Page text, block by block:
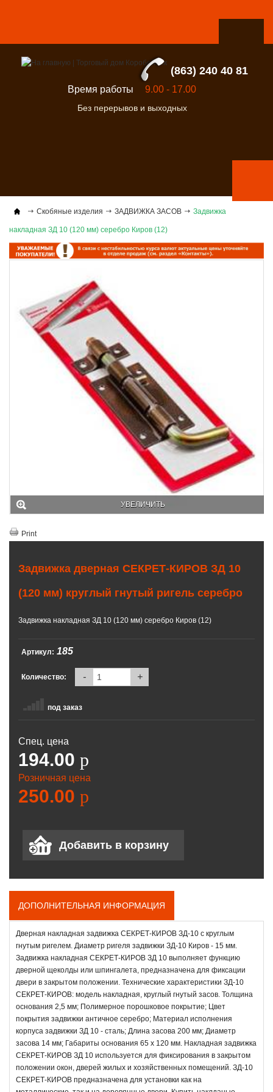
(863) 240 40 81
Время работы 9.00 - 17.00
Без перерывов и выходных
Скобяные изделия ЗАДВИЖКА ЗАСОВ Задвижка
накладная ЗД 10 (120 мм) серебро Киров (12)
УВЕЛИЧИТЬ
Print
Задвижка дверная СЕКРЕТ-КИРОВ ЗД 10
(120 мм) круглый гнутый ригель серебро
Задвижка накладная ЗД 10 (120 мм) серебро Киров (12)
Артикул: 185
Количество: - +
под заказ
Спец. цена
194.00 p
Розничная цена
250.00 p
ДОПОЛНИТЕЛЬНАЯ ИНФОРМАЦИЯ
Дверная накладная задвижка СЕКРЕТ-КИРОВ ЗД-10 с круглым
гнутым ригелем. Диаметр ригеля задвижки ЗД-10 Киров - 15 мм.
Задвижка накладная СЕКРЕТ-КИРОВ ЗД 10 выполняет функцию
дверной щеколды или шпингалета, предназначена для фиксации
двери в закрытом положении. Технические характеристики ЗД-10
СЕКРЕТ-КИРОВ: модель накладная, круглый гнутый засов. Толщина
основания 2,5 мм; Полимерное порошковое покрытие; Цвет
покрытия задвижки античное серебро; Материал исполнения
корпуса задвижки ЗД 10 - сталь; Длина засова 200 мм; Диаметр
засова 14 мм; Габариты основания 65 х 120 мм. Накладная задвижка
СЕКРЕТ-КИРОВ ЗД 10 используется для фиксирования в закрытом
положении окон, дверей жилых и хозяйственных помещений. ЗД-10
СЕКРЕТ-КИРОВ предназначена для установки как на